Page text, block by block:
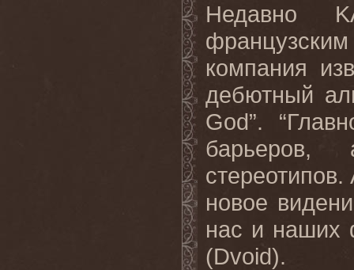
Недавно
компания
дебютный
God”.
новое
нас и наших
(Dvoid).